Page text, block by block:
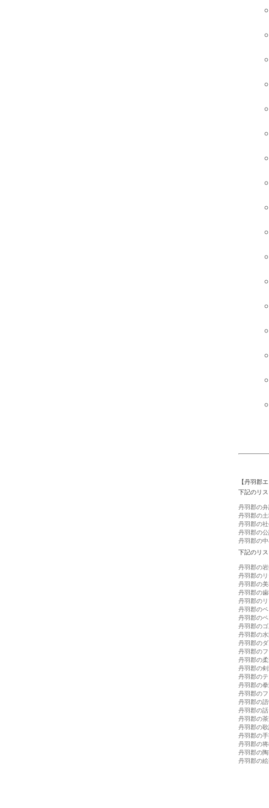
【丹羽郡
下記のリ
丹羽郡の
丹羽郡の
丹羽郡の
丹羽郡の
丹羽郡の
下記のリ
丹羽郡の
丹羽郡の
丹羽郡の
丹羽郡の
丹羽郡の
丹羽郡の
丹羽郡の
丹羽郡の
丹羽郡の
丹羽郡の
丹羽郡の
丹羽郡の
丹羽郡の
丹羽郡の
丹羽郡の
丹羽郡の
丹羽郡の
丹羽郡の
丹羽郡の
丹羽郡の
丹羽郡の
丹羽郡の
丹羽郡の
丹羽郡の